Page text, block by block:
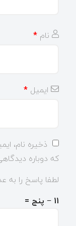
نام *
ایمیل *
ذخیره نام،
که دوباره
لطفا پاسخ را به
11 − پنج =